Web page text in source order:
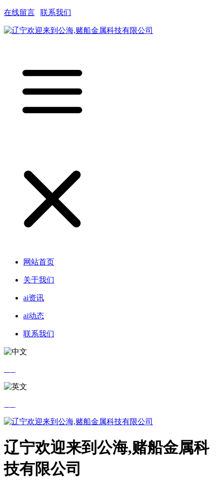
在线留言 联系我们
网站首页
关于我们
ai资讯
ai动态
联系我们
辽宁欢迎来到公海,赌船金属科
技有限公司